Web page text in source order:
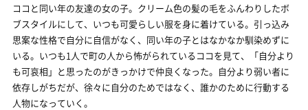
ココと同い年の友達の女の子。クリーム色の髪の毛をふんわりしたボ
ブスタイルにして、いつも可愛らしい服を身に着けている。引っ込み
思案な性格で自分に自信がなく、同い年の子とはなかなか馴染めずに
いる。いつも1人で町の人から怖がられているココを見て、「自分より
も可哀相」と思ったのがきっかけで仲良くなった。自分より弱い者に
依存しがちだが、徐々に自分のためではなく、誰かのために行動する
人物になっていく。